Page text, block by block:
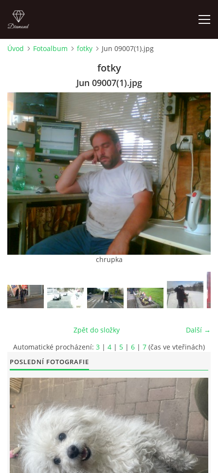
Pepouch
+420605716650
pepouch@seznam.cz
Tisk|Aktualizováno: 26. 6. 2026
Úvod Fotoalbum fotky Jun 09007(1).jpg
fotky
Jun 09007(1).jpg
chrupka
Další →
Zpět do složky
Automatické procházení: 3 | 4 | 5 | 6 | 7 (čas ve vteřinách)
POSLEDNÍ FOTOGRAFIE